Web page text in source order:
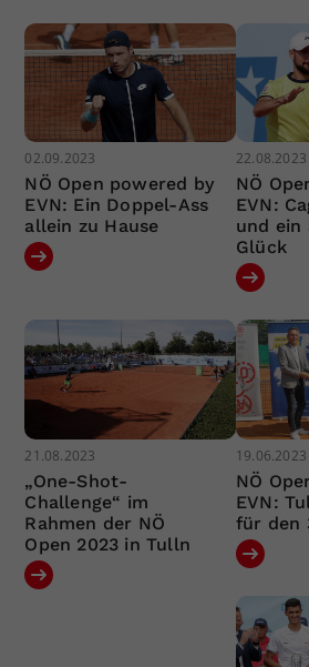
02.09.2023
NÖ Open powered by
EVN: Ein Doppel-Ass
allein zu Hause
22.08.2023
NÖ
EVN:
und ein
Glück
21.08.2023
„One-Shot-
Challenge“ im
Rahmen der NÖ
Open 2023 in Tulln
19.06.2023
NÖ
EVN:
für den